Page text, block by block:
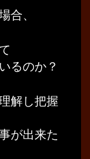
合、
るのか？
解し把握
が出来た